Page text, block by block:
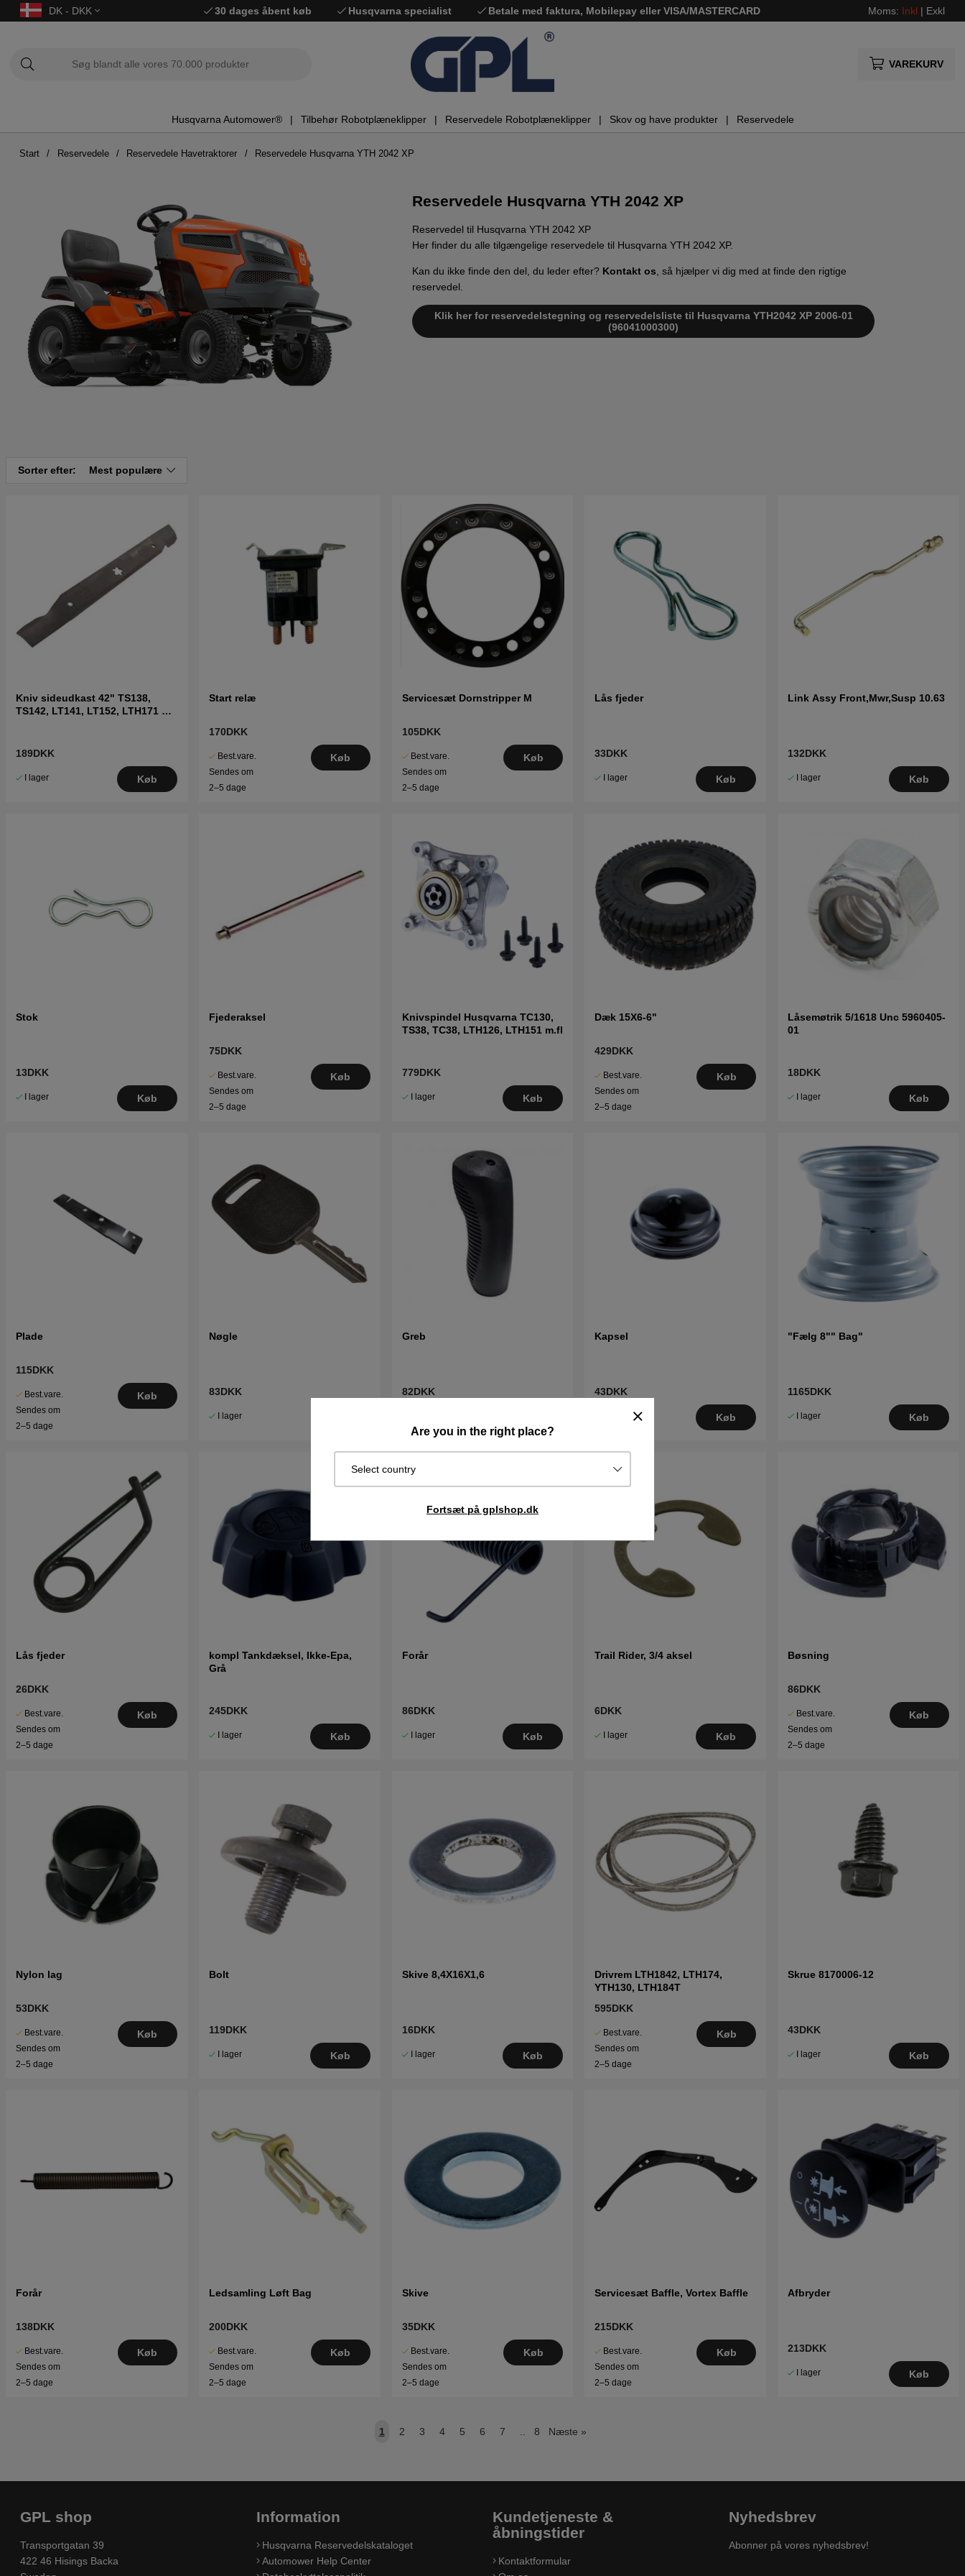
DK - DKK 30 dages åbent køb Husqvarna specialist Betale med faktura, Mobilepay eller VISA/MASTERCARD Moms: Inkl | Exkl
VAREKURV
Husqvarna Automower® Tilbehør Robotplæneklipper Reservedele Robotplæneklipper Skov og have produkter Reservedele
Are you in the right place?
Select country
Fortsæt på gplshop.dk
Start Reservedele Reservedele Havetraktorer Reservedele Husqvarna YTH 2042 XP
Reservedele Husqvarna YTH 2042 XP
Reservedel til Husqvarna YTH 2042 XP
Her finder du alle tilgængelige reservedele til Husqvarna YTH 2042 XP.
Kan du ikke finde den del, du leder efter? Kontakt os, så hjælper vi dig med at finde den rigtige
reservedel.
Klik her for reservedelstegning og reservedelsliste til Husqvarna YTH2042 XP 2006-01
(96041000300)
Sorter efter: Mest populære
Kniv sideudkast 42" TS138,
TS142, LT141, LT152, LTH171 og
189DKK
I lager Køb
Start relæ
170DKK
Best.vare.
Sendes om
2–5 dage
Køb
Servicesæt Dornstripper M
105DKK
Best.vare.
Sendes om
2–5 dage
Køb
Lås fjeder
33DKK
I lager Køb
Link Assy Front,Mwr,Susp 10.63
132DKK
I lager Køb
Stok
13DKK
I lager Køb
Fjederaksel
75DKK
Best.vare.
Sendes om
2–5 dage
Køb
Knivspindel Husqvarna TC130,
TS38, TC38, LTH126, LTH151 m.fl
779DKK
I lager Køb
Dæk 15X6-6"
429DKK
Best.vare.
Sendes om
2–5 dage
Køb
Låsemøtrik 5/1618 Unc 5960405-
01
18DKK
I lager Køb
Plade
115DKK
Best.vare.
Sendes om
2–5 dage
Køb
Nøgle
83DKK
I lager
Greb
82DKK
Kapsel
43DKK
Køb
"Fælg 8"" Bag"
1165DKK
I lager Køb
Lås fjeder
26DKK
Best.vare.
Sendes om
2–5 dage
Køb
kompl Tankdæksel, Ikke-Epa,
Grå
245DKK
I lager Køb
Forår
86DKK
I lager Køb
Trail Rider, 3/4 aksel
6DKK
I lager Køb
Bøsning
86DKK
Best.vare.
Sendes om
2–5 dage
Køb
Nylon lag
53DKK
Best.vare.
Sendes om
2–5 dage
Køb
Bolt
119DKK
I lager Køb
Skive 8,4X16X1,6
16DKK
I lager Køb
Drivrem LTH1842, LTH174,
YTH130, LTH184T
595DKK
Best.vare.
Sendes om
2–5 dage
Køb
Skrue 8170006-12
43DKK
I lager Køb
Forår
138DKK
Best.vare.
Sendes om
2–5 dage
Køb
Ledsamling Løft Bag
200DKK
Best.vare.
Sendes om
2–5 dage
Køb
Skive
35DKK
Best.vare.
Sendes om
2–5 dage
Køb
Servicesæt Baffle, Vortex Baffle
215DKK
Best.vare.
Sendes om
2–5 dage
Køb
Afbryder
213DKK
I lager Køb
1 2 3 4 5 6 7 .. 8 Næste »
GPL shop
Transportgatan 39
422 46 Hisings Backa
Information
Husqvarna Reservedelskataloget
Automower Help Center
Kundetjeneste &
åbningstider
Kontaktformular
Nyhedsbrev
Abonner på vores nyhedsbrev!